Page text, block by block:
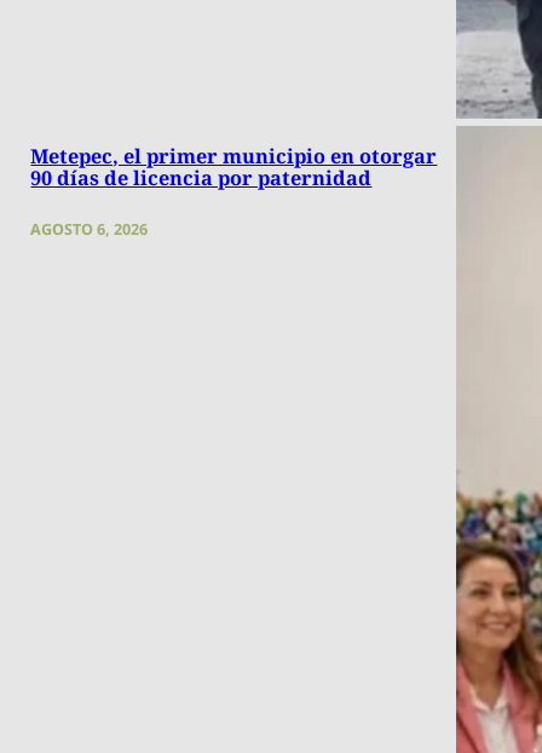
Metepec, el primer municipio en otorgar
90 días de licencia por paternidad
AGOSTO 6, 2026